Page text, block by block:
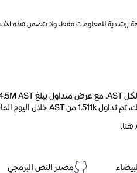
للمعلومات فقط، ولا تتضمن هذه
مصدر النص البرمجي